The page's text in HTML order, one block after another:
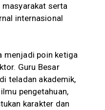
masyarakat serta
internasional
menjadi poin ketiga
Guru Besar
teladan akademik,
pengetahuan,
karakter dan